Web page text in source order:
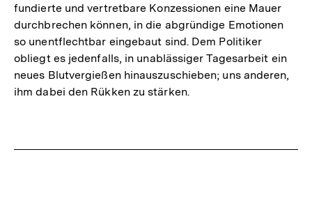
fundierte und vertretbare Konzessionen eine Mauer
durchbrechen können, in die abgründige Emotionen
so unentflechtbar eingebaut sind. Dem Politiker
obliegt es jedenfalls, in unablässiger Tagesarbeit ein
neues Blutvergießen hinauszuschieben; uns anderen,
ihm dabei den Rükken zu stärken.